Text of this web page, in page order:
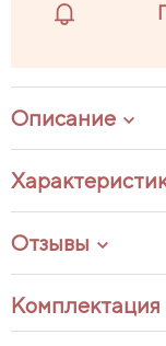
Описание
Отзывы
Комплектация